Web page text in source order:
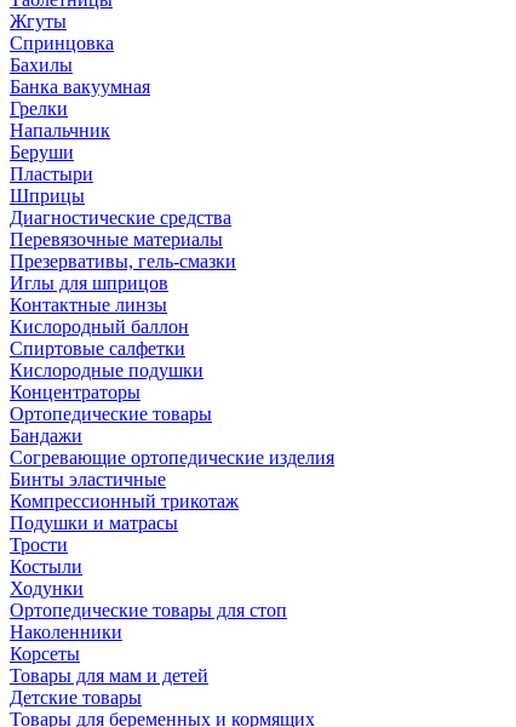
Жгуты
Спринцовка
Бахилы
Банка вакуумная
Грелки
Напальчник
Беруши
Пластыри
Шприцы
Диагностические средства
Перевязочные материалы
Презервативы, гель-смазки
Иглы для шприцов
Контактные линзы
Кислородный баллон
Спиртовые салфетки
Кислородные подушки
Концентраторы
Ортопедические товары
Бандажи
Согревающие ортопедические изделия
Бинты эластичные
Компрессионный трикотаж
Подушки и матрасы
Трости
Костыли
Ходунки
Ортопедические товары для стоп
Наколенники
Корсеты
Товары для мам и детей
Детские товары
Товары для беременных и кормящих